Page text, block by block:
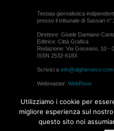
Testata giornalistica
presso il tribunale di Sassari n°
Direttore: Gioele Damiano
Editrice: Città Grafica
Redazione: Via Goceano, 10 -
ISSN 2532-618X
Scrivici a info@algheroeco.com
Webmaster: WebRiver
permesso di algheroeco.com
Utilizziamo i cookie per
migliore esperienza sul
questo sito noi